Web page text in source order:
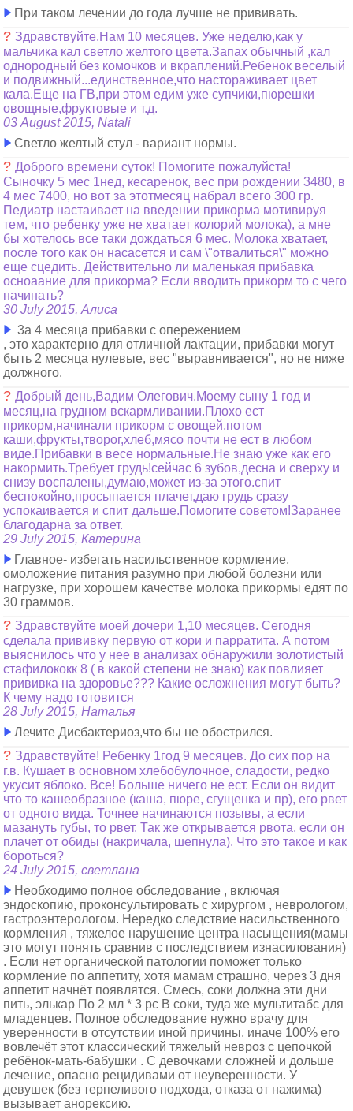
При таком лечении до года лучше не прививать.
? Здравствуйте.Нам 10 месяцев. Уже неделю,как у
мальчика кал светло желтого цвета.Запах обычный ,кал
однородный без комочков и вкраплений.Ребенок веселый
и подвижный...единственное,что настораживает цвет
кала.Еще на ГВ,при этом едим уже супчики,пюрешки
овощные,фруктовые и т.д.
03 August 2015, Natali
Светло желтый стул - вариант нормы.
?Доброго времени суток! Помогите пожалуйста!
Сыночку 5 мес 1нед, кесаренок, вес при рождении 3480, в
4 мес 7400, но вот за этотмесяц набрал всего 300 гр.
Педиатр настаивает на введении прикорма мотивируя
тем, что ребенку уже не хватает колорий молока), а мне
бы хотелось все таки дождаться 6 мес. Молока хватает,
после того как он насасется и сам \"отвалиться\" можно
еще сцедить. Действительно ли маленькая прибавка
осноаание для прикорма? Если вводить прикорм то с чего
начинать?
30 July 2015, Алиса
3a 4 месяца прибавки с опережением
, это характерно для отличной лактации, прибавки могут
быть 2 месяца нулевые, вес "выравнивается", но не ниже
должного.
?Добрый день,Вадим Олегович.Моему сыну 1 год и
месяц,на грудном вскармливании.Плохо ест
прикорм,начинали прикорм с овощей,потом
каши,фрукты,творог,хлеб,мясо почти не ест в любом
виде.Прибавки в весе нормальные.Не знаю уже как его
накормить.Требует грудь!сейчас 6 зубов,десна и сверху и
снизу воспалены,думаю,может из-за этого.спит
беспокойно,просыпается плачет,даю грудь сразу
успокаивается и спит дальше.Помогите советом!Заранее
благодарна за ответ.
29 July 2015, Катерина
Главное- избегать насильственное кормление,
омоложение питания разумно при любой болезни или
нагрузке, при хорошем качестве молока прикормы едят по
30 граммов.
? Здравствуйте моей дочери 1,10 месяцев. Сегодня
сделала прививку первую от кори и парратита. А потом
выяснилось что у нее в анализах обнаружили золотистый
стафилококк 8 ( в какой степени не знаю) как повлияет
прививка на здоровье??? Какие осложнения могут быть?
К чему надо готовится
28 July 2015, Наталья
Лечите Дисбактериоз,что бы не обострился.
? Здравствуйте! Ребенку 1год 9 месяцев. До сих пор на
г.в. Кушает в основном хлебобулочное, сладости, редко
укусит яблоко. Все! Больше ничего не ест. Если он видит
что то кашеобразное (каша, пюре, сгущенка и пр), его рвет
от одного вида. Точнее начинаются позывы, а если
мазануть губы, то рвет. Так же открывается рвота, если он
плачет от обиды (накричала, шепнула). Что это такое и как
бороться?
24 July 2015, светлана
Необходимо полное обследование , включая
эндоскопию, проконсультировать с хирургом , неврологом,
гастроэнтерологом. Нередко следствие насильственного
кормления , тяжелое нарушение центра насыщения(мамы
это могут понять сравнив с последствием изнасилования)
. Если нет органической патологии поможет только
кормление по аппетиту, хотя мамам страшно, через 3 дня
аппетит начнёт появлятся. Смесь, соки должна эти дни
пить, элькар По 2 мл * 3 рс В соки, туда же мультитабс для
младенцев. Полное обследование нужно врачу для
уверенности в отсутствии иной причины, иначе 100% его
вовлечёт этот классический тяжелый невроз с цепочкой
ребёнок-мать-бабушки . С девочками сложней и дольше
лечение, опасно рецидивами от неуверенности. У
девушек (без терпеливого подхода, отказа от нажима)
вызывает анорексию.